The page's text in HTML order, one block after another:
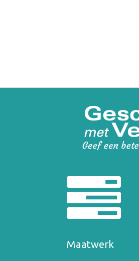
Maatwerk